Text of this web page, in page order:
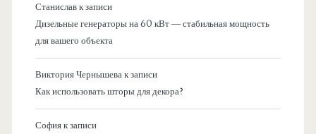
Станиславк записи
Дизельные генераторы на 60 кВт — стабильная мощность
для вашего объекта
Виктория Чернышевак записи
Как использовать шторы для декора?
Софияк записи